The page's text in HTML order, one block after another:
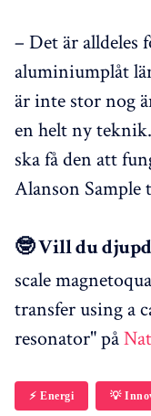
– Det är alldeles
aluminiumplåt
är inte stor nog
en helt ny
ska få den att
Alanson
🤓 Vill du
scale
transfer using a
resonator" på
⚡️ Energi 💡